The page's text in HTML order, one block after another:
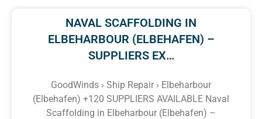
NAVAL SCAFFOLDING IN
ELBEHARBOUR (ELBEHAFEN) –
SUPPLIERS EX…
GoodWinds › Ship Repair › Elbeharbour
(Elbehafen) +120 SUPPLIERS AVAILABLE Naval
Scaffolding in Elbeharbour (Elbehafen) –